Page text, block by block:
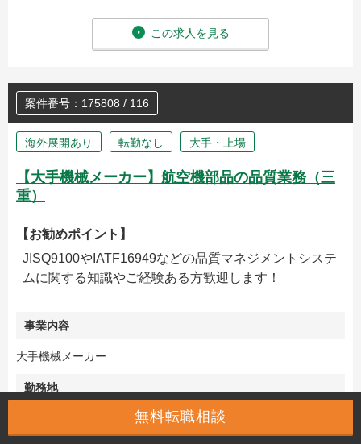
この求人を見る
案件番号：175808 / 116
海外展開あり 転勤なし 大手・上場
【大手機械メーカー】航空機部品の品質業務（三
重）
【お勧めポイント】
JISQ9100やIATF16949などの品質マネジメントシステ
ムに関する知識やご経験ある方歓迎します！
事業内容
大手機械メーカー
勤務地
無料転職相談